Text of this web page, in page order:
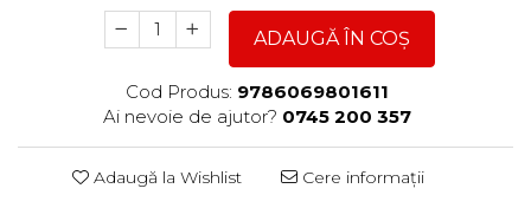
ADAUGĂ ÎN COȘ
Cod Produs: 9786069801611
Ai nevoie de ajutor? 0745 200 357
Adaugă la Wishlist Cere informații